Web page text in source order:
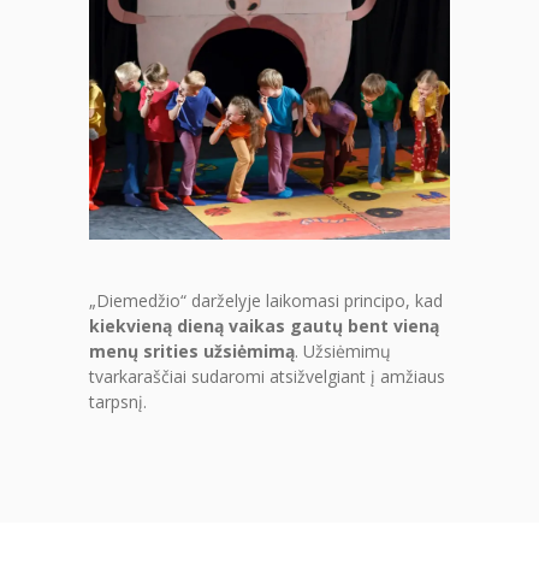
-- DOKUMENTAI
-- KAINA
PARAMA
KONTAKTAI
EN
„Diemedžio“ darželyje laikomasi principo, kad
kiekvieną dieną vaikas gautų bent vieną
menų srities užsiėmimą. Užsiėmimų
tvarkaraščiai sudaromi atsižvelgiant į amžiaus
tarpsnį.